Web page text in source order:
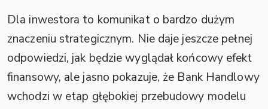
Dla inwestora to komunikat o bardzo dużym
znaczeniu strategicznym. Nie daje jeszcze pełnej
odpowiedzi, jak będzie wyglądał końcowy efekt
finansowy, ale jasno pokazuje, że Bank Handlowy
wchodzi w etap głębokiej przebudowy modelu